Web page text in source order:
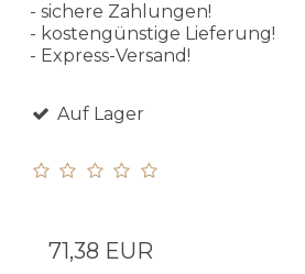
- sichere Zahlungen!
- kostengünstige Lieferung!
- Express-Versand!
Auf Lager
71,38 EUR